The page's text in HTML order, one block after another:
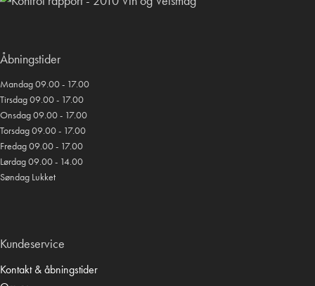
Åbningstider
Mandag 09.00 - 17.00
Tirsdag 09.00 - 17.00
Onsdag 09.00 - 17.00
Torsdag 09.00 - 17.00
Fredag 09.00 - 17.00
Lørdag 09.00 - 14.00
Søndag Lukket
Kundeservice
Kontakt & åbningstider